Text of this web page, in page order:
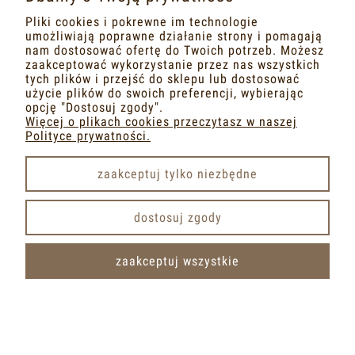
« 1 2 3 »
ODBIERZ 10% RABATU NA ZAKUPY
ZYSKAJ DOSTĘP DO SPECJALNYCH OFERT
OTUL CIAŁO NATURALNYM MATERIAŁEM
Pliki cookies i pokrewne im technologie
umożliwiają poprawne działanie strony i pomagają
nam dostosować ofertę do Twoich potrzeb. Możesz
zaakceptować wykorzystanie przez nas wszystkich
tych plików i przejść do sklepu lub dostosować
użycie plików do swoich preferencji, wybierając
opcję "Dostosuj zgody".
Więcej o plikach cookies przeczytasz w naszej
Polityce prywatności.
zaakceptuj tylko niezbędne
dostosuj zgody
zaakceptuj wszystkie